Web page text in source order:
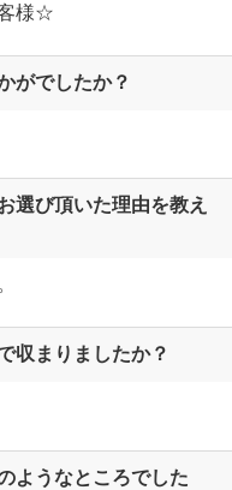
様☆
がでしたか？
選び頂いた理由を教え
収まりましたか？
ようなところでした